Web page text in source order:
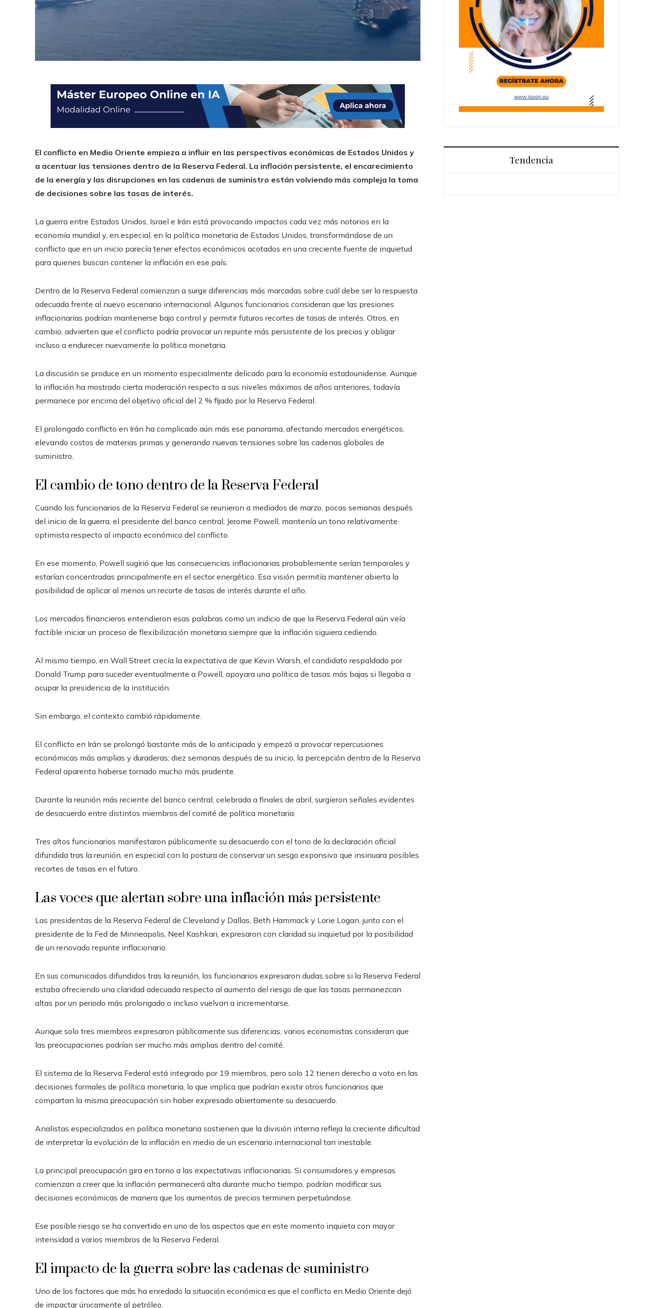
El conflicto en Medio Oriente empieza a influir en las perspectivas económicas de Estados Unidos y
a acentuar las tensiones dentro de la Reserva Federal. La inflación persistente, el encarecimiento
de la energía y las disrupciones en las cadenas de suministro están volviendo más compleja la toma
de decisiones sobre las tasas de interés.
La guerra entre Estados Unidos, Israel e Irán está provocando impactos cada vez más notorios en la
economía mundial y, en especial, en la política monetaria de Estados Unidos, transformándose de un
conflicto que en un inicio parecía tener efectos económicos acotados en una creciente fuente de inquietud
para quienes buscan contener la inflación en ese país.
Dentro de la Reserva Federal comienzan a surgir diferencias más marcadas sobre cuál debe ser la respuesta
adecuada frente al nuevo escenario internacional. Algunos funcionarios consideran que las presiones
inflacionarias podrían mantenerse bajo control y permitir futuros recortes de tasas de interés. Otros, en
cambio, advierten que el conflicto podría provocar un repunte más persistente de los precios y obligar
incluso a endurecer nuevamente la política monetaria.
La discusión se produce en un momento especialmente delicado para la economía estadounidense. Aunque
la inflación ha mostrado cierta moderación respecto a sus niveles máximos de años anteriores, todavía
permanece por encima del objetivo oficial del 2 % fijado por la Reserva Federal.
El prolongado conflicto en Irán ha complicado aún más ese panorama, afectando mercados energéticos,
elevando costos de materias primas y generando nuevas tensiones sobre las cadenas globales de
suministro.
El cambio de tono dentro de la Reserva Federal
Cuando los funcionarios de la Reserva Federal se reunieron a mediados de marzo, pocas semanas después
del inicio de la guerra, el presidente del banco central, Jerome Powell, mantenía un tono relativamente
optimista respecto al impacto económico del conflicto.
En ese momento, Powell sugirió que las consecuencias inflacionarias probablemente serían temporales y
estarían concentradas principalmente en el sector energético. Esa visión permitía mantener abierta la
posibilidad de aplicar al menos un recorte de tasas de interés durante el año.
Los mercados financieros entendieron esas palabras como un indicio de que la Reserva Federal aún veía
factible iniciar un proceso de flexibilización monetaria siempre que la inflación siguiera cediendo.
Al mismo tiempo, en Wall Street crecía la expectativa de que Kevin Warsh, el candidato respaldado por
Donald Trump para suceder eventualmente a Powell, apoyara una política de tasas más bajas si llegaba a
ocupar la presidencia de la institución.
Sin embargo, el contexto cambió rápidamente.
El conflicto en Irán se prolongó bastante más de lo anticipado y empezó a provocar repercusiones
económicas más amplias y duraderas; diez semanas después de su inicio, la percepción dentro de la Reserva
Federal aparenta haberse tornado mucho más prudente.
Durante la reunión más reciente del banco central, celebrada a finales de abril, surgieron señales evidentes
de desacuerdo entre distintos miembros del comité de política monetaria.
Tres altos funcionarios manifestaron públicamente su desacuerdo con el tono de la declaración oficial
difundida tras la reunión, en especial con la postura de conservar un sesgo expansivo que insinuara posibles
recortes de tasas en el futuro.
Las voces que alertan sobre una inflación más persistente
Las presidentas de la Reserva Federal de Cleveland y Dallas, Beth Hammack y Lorie Logan, junto con el
presidente de la Fed de Minneapolis, Neel Kashkari, expresaron con claridad su inquietud por la posibilidad
de un renovado repunte inflacionario.
En sus comunicados difundidos tras la reunión, los funcionarios expresaron dudas sobre si la Reserva Federal
estaba ofreciendo una claridad adecuada respecto al aumento del riesgo de que las tasas permanezcan
altas por un periodo más prolongado o incluso vuelvan a incrementarse.
Aunque solo tres miembros expresaron públicamente sus diferencias, varios economistas consideran que
las preocupaciones podrían ser mucho más amplias dentro del comité.
El sistema de la Reserva Federal está integrado por 19 miembros, pero solo 12 tienen derecho a voto en las
decisiones formales de política monetaria, lo que implica que podrían existir otros funcionarios que
compartan la misma preocupación sin haber expresado abiertamente su desacuerdo.
Analistas especializados en política monetaria sostienen que la división interna refleja la creciente dificultad
de interpretar la evolución de la inflación en medio de un escenario internacional tan inestable.
La principal preocupación gira en torno a las expectativas inflacionarias. Si consumidores y empresas
comienzan a creer que la inflación permanecerá alta durante mucho tiempo, podrían modificar sus
decisiones económicas de manera que los aumentos de precios terminen perpetuándose.
Ese posible riesgo se ha convertido en uno de los aspectos que en este momento inquieta con mayor
intensidad a varios miembros de la Reserva Federal.
El impacto de la guerra sobre las cadenas de suministro
Uno de los factores que más ha enredado la situación económica es que el conflicto en Medio Oriente dejó
de impactar únicamente al petróleo.
Tendencia